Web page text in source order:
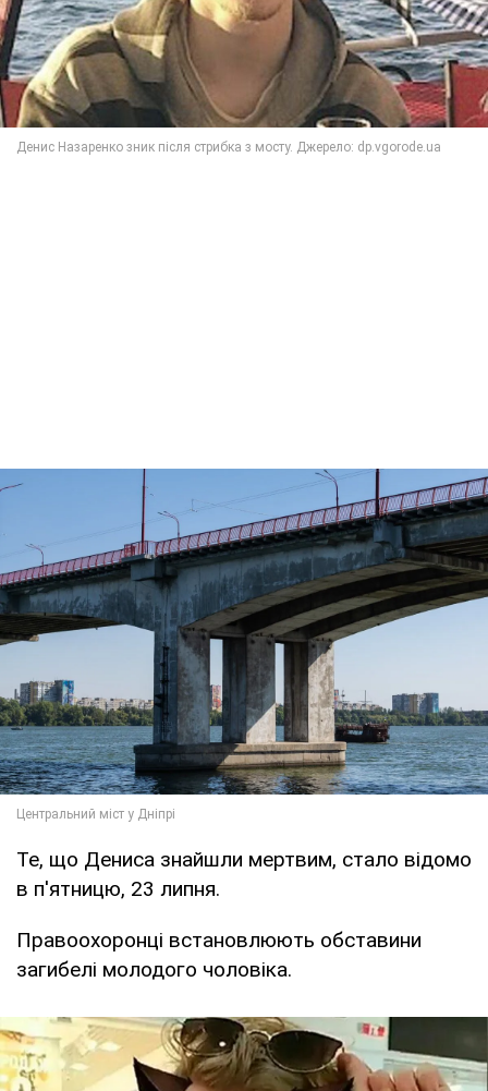
Те, що Дениса знайшли мертвим, стало відомо
в п'ятницю, 23 липня.
Правоохоронці встановлюють обставини
загибелі молодого чоловіка.